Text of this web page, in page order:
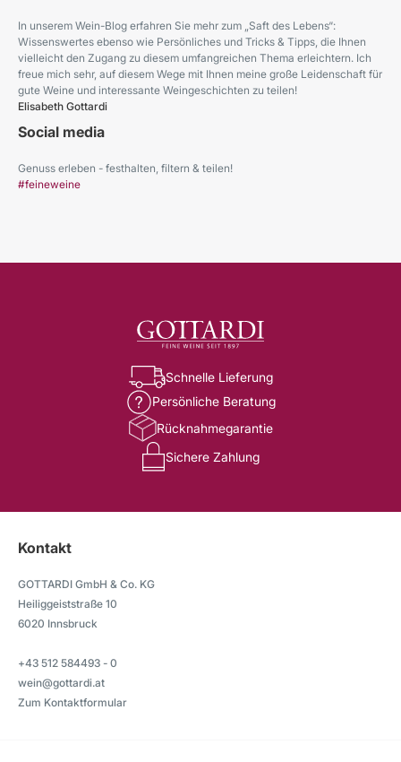
In unserem Wein-Blog erfahren Sie mehr zum „Saft des Lebens“:
Wissenswertes ebenso wie Persönliches und Tricks & Tipps, die Ihnen
vielleicht den Zugang zu diesem umfangreichen Thema erleichtern. Ich
freue mich sehr, auf diesem Wege mit Ihnen meine große Leidenschaft für
gute Weine und interessante Weingeschichten zu teilen!
Elisabeth Gottardi
Social media
Genuss erleben - festhalten, filtern & teilen!
#feineweine
Schnelle Lieferung
Persönliche Beratung
Rücknahmegarantie
Sichere Zahlung
Kontakt
GOTTARDI GmbH & Co. KG
Heiliggeiststraße 10
6020 Innsbruck
+43 512 584493 - 0
wein@gottardi.at
Zum Kontaktformular